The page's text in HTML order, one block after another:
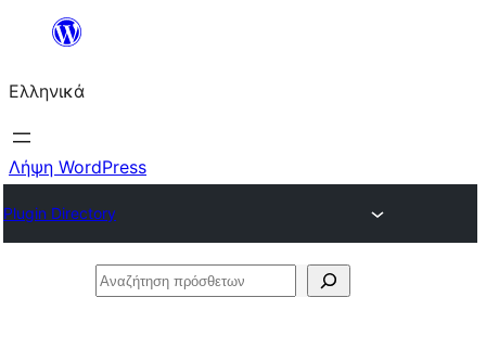
Μετάβαση
περιεχόμενο
Ελληνικά
Λήψη WordPress
Plugin Directory
Αναζήτηση